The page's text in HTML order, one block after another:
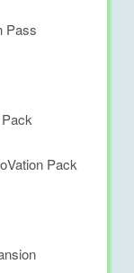
Pass
Pack
Pack